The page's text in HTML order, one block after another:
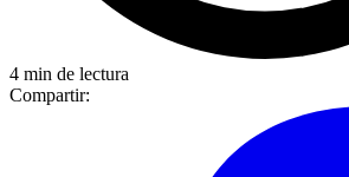
4 min de lectura
Compartir: